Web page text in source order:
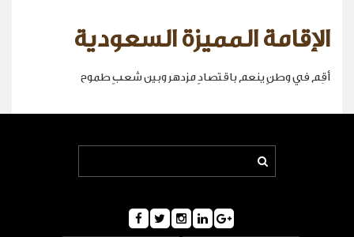
الإقامة المميزة السعودية
أقِم في وطنٍ ينعم باقتصادٍ مزدهر وبين شعبٍ طموح